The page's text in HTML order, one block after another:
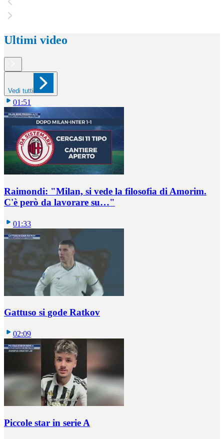
Ultimi video
Vedi tutti
01:51
Raimondi: "Milan, si vede la filosofia di Amorim.
C'è però da lavorare su…"
01:33
Gattuso si gode Ratkov
02:09
Piccole star in serie A